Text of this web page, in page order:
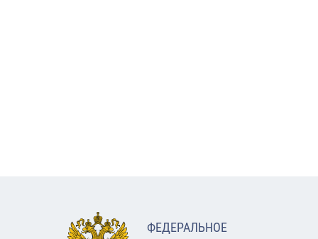
ФЕДЕРАЛЬНОЕ